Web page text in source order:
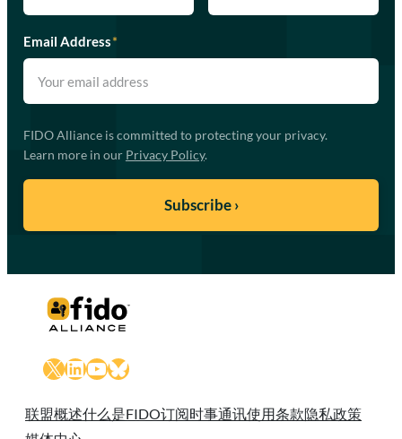
Email Address*
FIDO Alliance is committed to protecting your privacy.
Learn more in our Privacy Policy.
X LinkedIn
YouTube
Bluesky
联盟概述什么是FIDO订阅时事通讯使用条款隐私政策